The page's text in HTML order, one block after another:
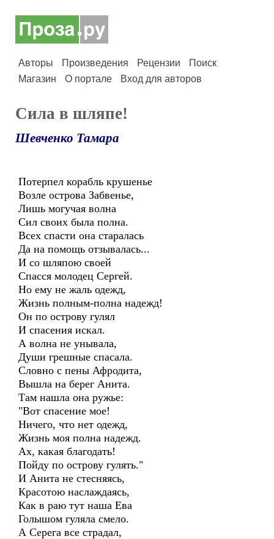
Авторы Произведения Рецензии
Поиск
Магазин
О портале Вход для авторов
Сила в шляпе!
Шевченко Тамара
Потерпел корабль крушенье
Возле острова Забвенье,
Лишь могучая волна
Сил своих была полна.
Всех спасти она старалась
Да на помощь отзывалась...
И со шляпою своей
Спасся молодец Сергей.
Но ему не жаль одежд,
Жизнь полным-полна надежд!
Он по острову гулял
И спасения искал.
А волна не унывала,
Души грешные спасала.
Словно с пены Афродита,
Вышла на берег Анита.
Там нашла она ружье:
"Вот спасение мое!
Ничего, что нет одежд,
Жизнь моя полна надежд.
Ах, какая благодать!
Пойду по острову гулять."
И Анита не стесняясь,
Красотою наслаждаясь,
Как в раю тут наша Ева
Голышом гуляла смело.
А Серега все страдал,